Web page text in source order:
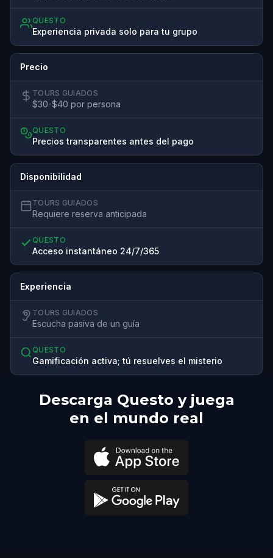
QUESTO
Experiencia privada solo para tu grupo
Precio
TOURS GUIADOS
$30-$40 por persona
QUESTO
Precios transparentes antes del pago
Disponibilidad
TOURS GUIADOS
Requiere reserva anticipada
QUESTO
Acceso instantáneo 24/7/365
Experiencia
TOURS GUIADOS
Escucha pasiva de un guía
QUESTO
Gamificación activa; tú resuelves el misterio
Descarga Questo y juega
en el mundo real